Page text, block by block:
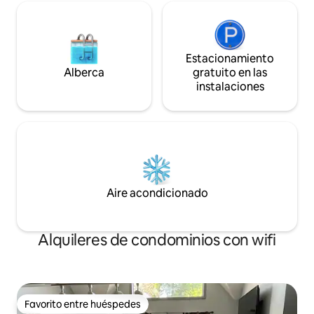
Alberca
Estacionamiento
gratuito en las
instalaciones
Aire acondicionado
Alquileres de condominios con wifi
Favorito entre huéspedes
Favorito entre huéspedes